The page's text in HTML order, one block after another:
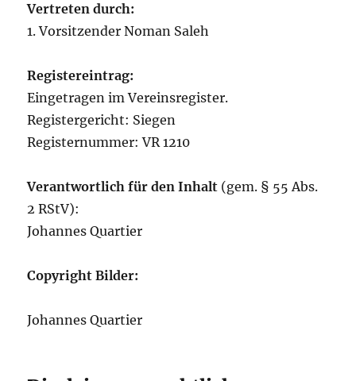
Vertreten durch:
1. Vorsitzender Noman Saleh
Registereintrag:
Eingetragen im Vereinsregister.
Registergericht: Siegen
Registernummer: VR 1210
Verantwortlich für den Inhalt (gem. § 55 Abs.
2 RStV):
Johannes Quartier
Copyright Bilder:
Johannes Quartier